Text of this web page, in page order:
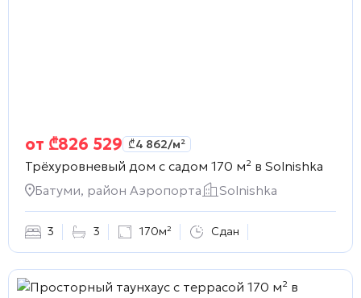
от ₾826 529 ₾4 862/м²
Трёхуровневый дом с садом 170 м² в Solnishka
Батуми, район Аэропорта
Solnishka
3 3 170м² Сдан